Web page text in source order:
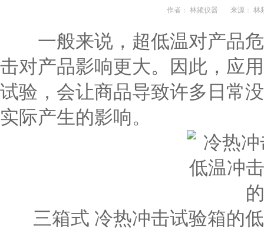
作者： 林频仪器 来源： 林
一般来说，超低温对产品危
击对产品影响更大。因此，应
试验，会让商品导致许多日常
实际产生的影响。
三箱式 冷热冲击试验箱的低